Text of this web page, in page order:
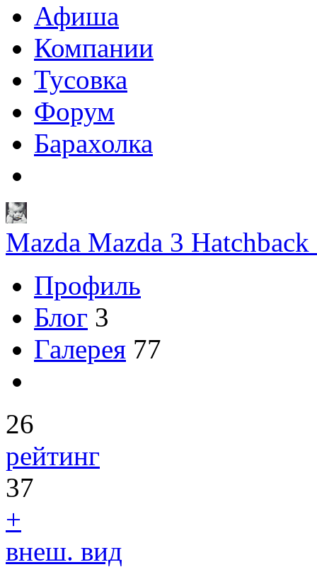
Афиша
Компании
Тусовка
Форум
Барахолка
Mazda Mazda 3
Профиль
Блог 3
Галерея 77
26
рейтинг
37
+
внеш. вид